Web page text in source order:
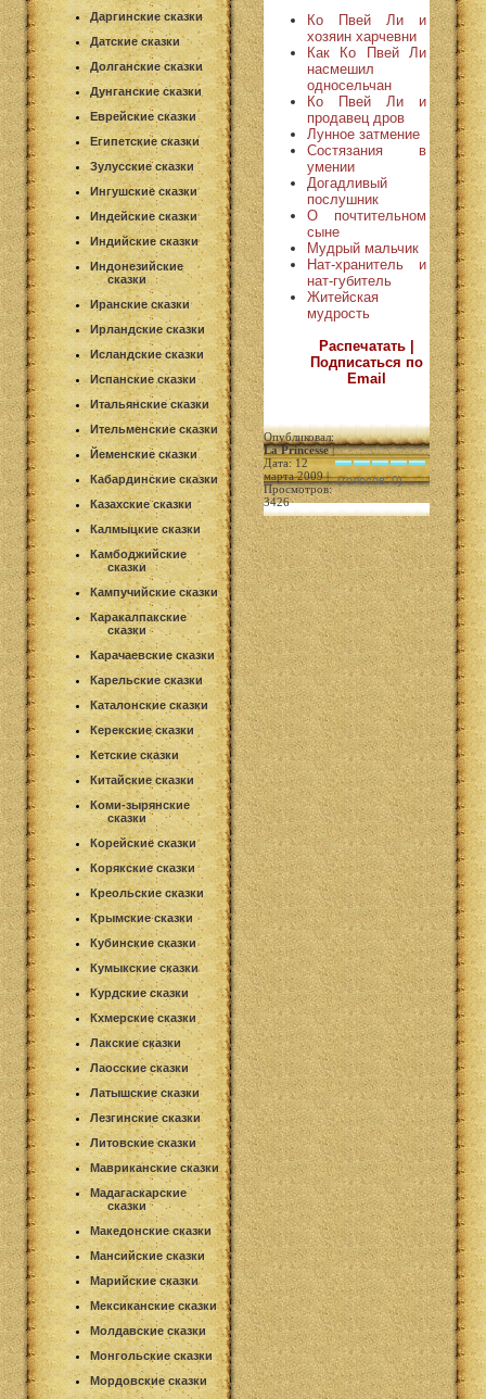
Даргинские сказки
Датские сказки
Долганские сказки
Дунганские сказки
Еврейские сказки
Египетские сказки
Зулусские сказки
Ингушские сказки
Индейские сказки
Индийские сказки
Индонезийские
сказки
Иранские сказки
Ирландские сказки
Исландские сказки
Испанские сказки
Итальянские сказки
Ительменские сказки
Йеменские сказки
Кабардинские сказки
Казахские сказки
Калмыцкие сказки
Камбоджийские
сказки
Кампучийские сказки
Каракалпакские
сказки
Карачаевские сказки
Карельские сказки
Каталонские сказки
Керекские сказки
Кетские сказки
Китайские сказки
Коми-зырянские
сказки
Корейские сказки
Корякские сказки
Креольские сказки
Крымские сказки
Кубинские сказки
Кумыкские сказки
Курдские сказки
Кхмерские сказки
Лакские сказки
Лаосские сказки
Латышские сказки
Лезгинские сказки
Литовские сказки
Мавриканские сказки
Мадагаскарские
сказки
Македонские сказки
Мансийские сказки
Марийские сказки
Мексиканские сказки
Молдавские сказки
Монгольские сказки
Мордовские сказки
Ко Пвей Ли и
хозяин харчевни
Как Ко Пвей Ли
насмешил
односельчан
Ко Пвей Ли и
продавец дров
Лунное затмение
Состязания в
умении
Догадливый
послушник
О почтительном
сыне
Мудрый мальчик
Нат-хранитель и
нат-губитель
Житейская
мудрость
Распечатать |
Подписаться по
Email
Опубликовал:
La Princesse|
Дата: 12
марта 2009 |
Просмотров:
3426
(голосов: 0)